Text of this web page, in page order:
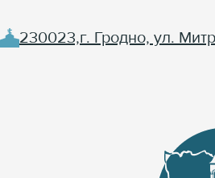
230023,г. Гродно, ул.